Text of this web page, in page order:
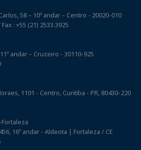
58 – 10º andar – Centro - 20020-010
: +55 (21) 2533.3925
andar – Cruzeiro - 30110-925
1101 - Centro, Curitiba - PR, 80430-220
16º andar - Aldeota | Fortaleza / CE